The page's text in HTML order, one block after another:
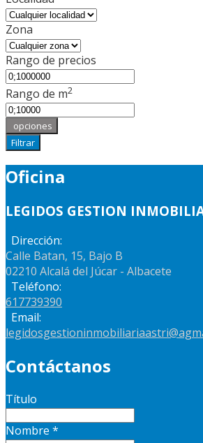
Zona
Rango de precios
Rango de m2
opciones
Filtrar
Oficina
LEGIDOS GESTION
Dirección:
Calle Batan, 15, Bajo B
02210 Alcalá del Júcar - Albacete
Teléfono:
617739390
Email:
Contáctanos
Título
Nombre *